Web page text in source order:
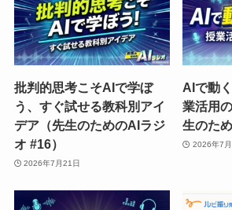
批判的思考こそAIで学ぼ
う、すぐ試せる教科別アイ
デア（先生のためのAIラジ
オ #16）
2026年7月21日
AIで動
業活用
生のた
2026年7